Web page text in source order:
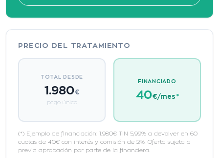
PRECIO DEL TRATAMIENTO
TOTAL DESDE
1.980€
pago único
FINANCIADO
40€/mes *
(*) Ejemplo de financiación: 1.980€ TIN 5,99% a devolver en 60
cuotas de 40€ con interés y comisión de 2%. Oferta sujeta a
previa aprobación por parte de la financiera.